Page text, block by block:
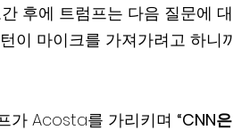
후에 트럼프는 다음 질문에
이 마이크를 가져가려고 하
가 Acosta를 가리키며 “CNN